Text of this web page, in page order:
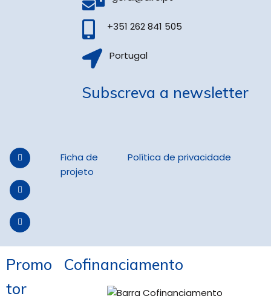
+351 262 841 505
Portugal
Subscreva a newsletter
Ficha de
projeto
Política de privacidade
Promo
tor
Cofinanciamento